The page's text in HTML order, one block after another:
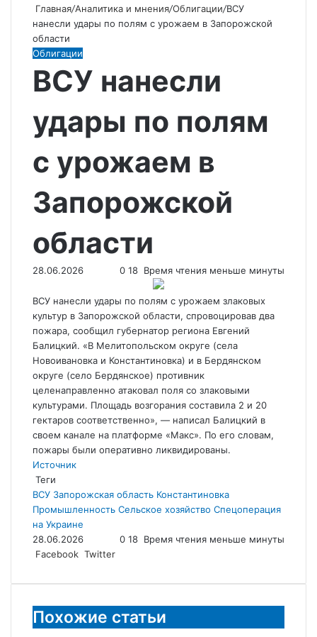
Главная/Аналитика и мнения/Облигации/ВСУ
нанесли удары по полям с урожаем в Запорожской
области
Облигации
ВСУ нанесли
удары по полям
с урожаем в
Запорожской
области
28.06.2026 0 18 Время чтения меньше минуты
ВСУ нанесли удары по полям с урожаем злаковых
культур в Запорожской области, спровоцировав два
пожара, сообщил губернатор региона Евгений
Балицкий. «В Мелитопольском округе (села
Новоивановка и Константиновка) и в Бердянском
округе (село Бердянское) противник
целенаправленно атаковал поля со злаковыми
культурами. Площадь возгорания составила 2 и 20
гектаров соответственно», — написал Балицкий в
своем канале на платформе «Макс». По его словам,
пожары были оперативно ликвидированы.
Источник
Теги
ВСУ Запорожская область Константиновка
Промышленность Сельское хозяйство Спецоперация
на Украине
28.06.2026
0 18 Время чтения меньше минуты
Facebook Twitter
электронную
Похожие статьи